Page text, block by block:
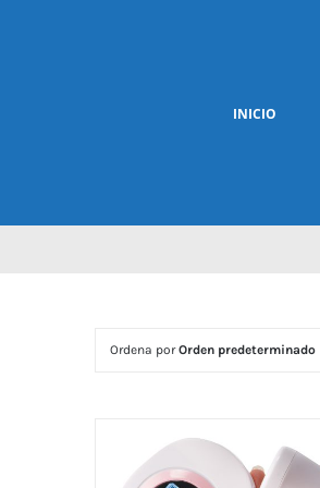
INICIO
Ordena porOrden predeterminado